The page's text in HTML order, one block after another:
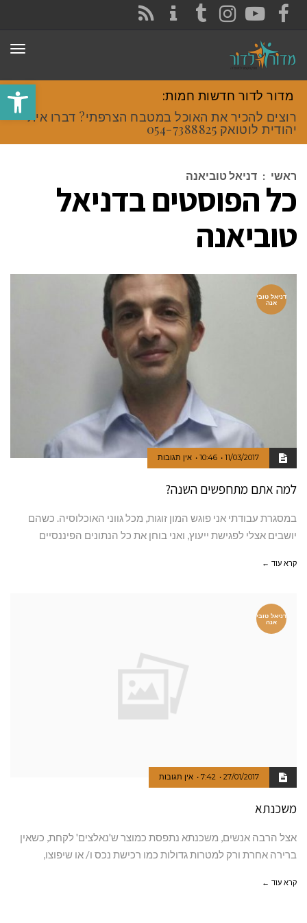
פתח
FACEBOOK
YOUTUBE
INSTAGRAM
TUMBLR
מדור לדור חדשות חמות:
רוצים להכיר את האוכל במטבח הצרפתי? דברו איתי
יהודית לוטואק 054-7388825.
ראשי : דניאל טוביאנה
כל הפוסטים בדניאל
טוביאנה
דניאל טובי
אנה
11/03/2017
10:46 אין תגובות
למה אתם מתחפשים השנה?
במסגרת עבודתי אני פוגש המון זוגות, מכל גווני האוכלוסיה. כשהם
יושבים אצלי לפגישת ייעוץ, ואני בוחן את כל הנתונים הפיננסיים
קרא עוד ←
דניאל טובי
אנה
27/01/2017
7:42 אין תגובות
משכנתא
אצל הרבה אנשים, משכנתא נתפסת כמוצר ש'נאלצים' לקחת, כשאין
ברירה אחרת ורק למטרות גדולות כמו רכישת נכס ו/ או שיפוצו,
קרא עוד ←